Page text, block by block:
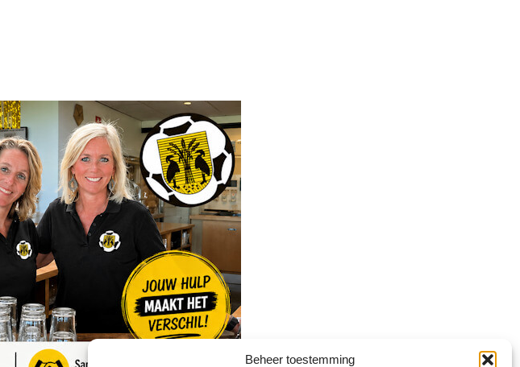
Beheer toestemming